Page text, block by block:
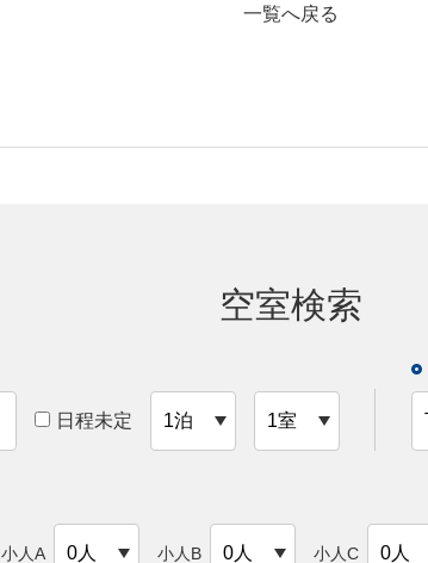
一覧へ戻る
空室検索
日程未定
小人A 小人B 小人C